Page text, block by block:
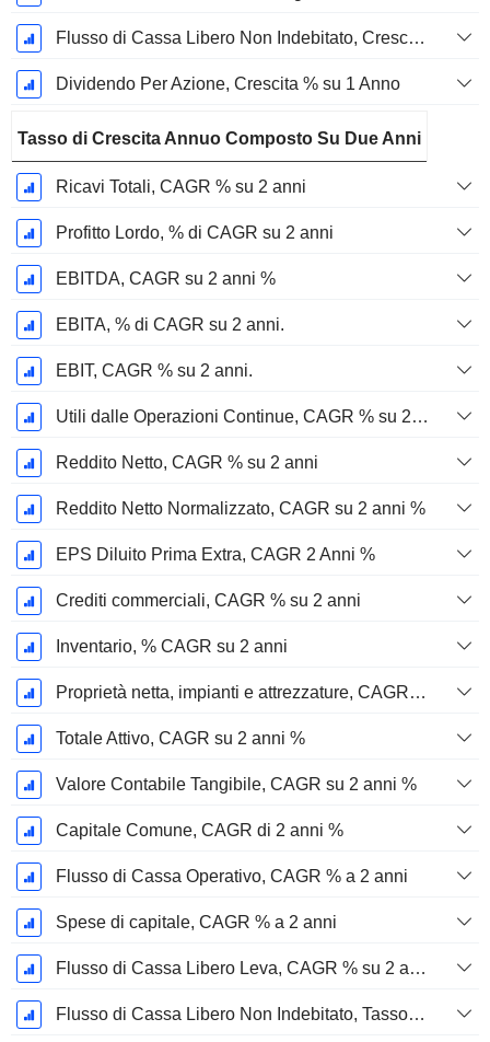
Flusso di Cassa Libero Non Indebitato, Crescita su 1 Anno %
Dividendo Per Azione, Crescita % su 1 Anno
Tasso di Crescita Annuo Composto Su Due Anni
Ricavi Totali, CAGR % su 2 anni
Profitto Lordo, % di CAGR su 2 anni
EBITDA, CAGR su 2 anni %
EBITA, % di CAGR su 2 anni.
EBIT, CAGR % su 2 anni.
Utili dalle Operazioni Continue, CAGR % su 2 anni
Reddito Netto, CAGR % su 2 anni
Reddito Netto Normalizzato, CAGR su 2 anni %
EPS Diluito Prima Extra, CAGR 2 Anni %
Crediti commerciali, CAGR % su 2 anni
Inventario, % CAGR su 2 anni
Proprietà netta, impianti e attrezzature, CAGR su 2 anni %
Totale Attivo, CAGR su 2 anni %
Valore Contabile Tangibile, CAGR su 2 anni %
Capitale Comune, CAGR di 2 anni %
Flusso di Cassa Operativo, CAGR % a 2 anni
Spese di capitale, CAGR % a 2 anni
Flusso di Cassa Libero Leva, CAGR % su 2 anni
Flusso di Cassa Libero Non Indebitato, Tasso di Crescita Annuo Composto su 2 Anni %